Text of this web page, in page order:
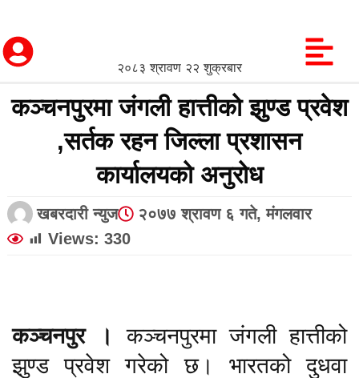
२०८३ श्रावण २२ शुक्रबार
कञ्चनपुरमा जंगली हात्तीको झुण्ड प्रवेश
,सर्तक रहन जिल्ला प्रशासन
कार्यालयको अनुरोध
खबरदारी न्युज
२०७७ श्रावण ६ गते, मंगलवार
Views: 330
कञ्चनपुर ।
कञ्चनपुरमा जंगली हात्तीको
झुण्ड प्रवेश गरेको छ। भारतको दुधवा